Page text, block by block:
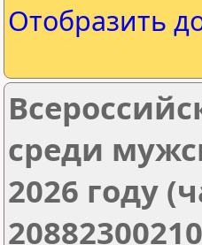
Отобразить
среди
2026 году